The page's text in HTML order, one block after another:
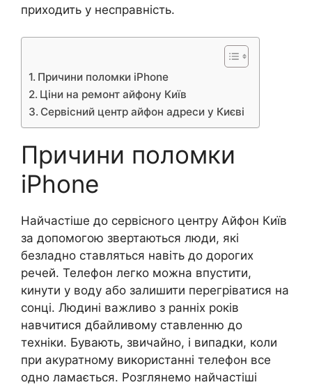
приходить у несправність.
Причини поломки iPhone
Ціни на ремонт айфону Київ
Сервісний центр айфон адреси у Києві
Причини поломки
iPhone
Найчастіше до сервісного центру Айфон Київ
за допомогою звертаються люди, які
безладно ставляться навіть до дорогих
речей. Телефон легко можна впустити,
кинути у воду або залишити перегріватися на
сонці. Людині важливо з ранніх років
навчитися дбайливому ставленню до
техніки. Бувають, звичайно, і випадки, коли
при акуратному використанні телефон все
одно ламається. Розглянемо найчастіші